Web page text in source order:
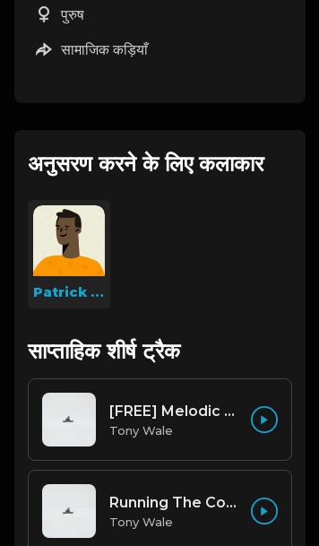
पुरुष
सामाजिक कड़ियाँ
अनुसरण करने के लिए कलाकार
Patrick Lesniak
साप्ताहिक शीर्ष ट्रैक
[FREE] Melodic Trap Type Beat - After Hours - bmin 95 (Prod. Cypher X Tony Wale)
Tony Wale
Running The Code (Prod by Tony Wale)
Tony Wale